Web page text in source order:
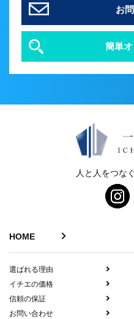
お
簡単
人と人をつな
HOME
選ばれる理由
イチエの価格
信頼の保証
お問い合わせ